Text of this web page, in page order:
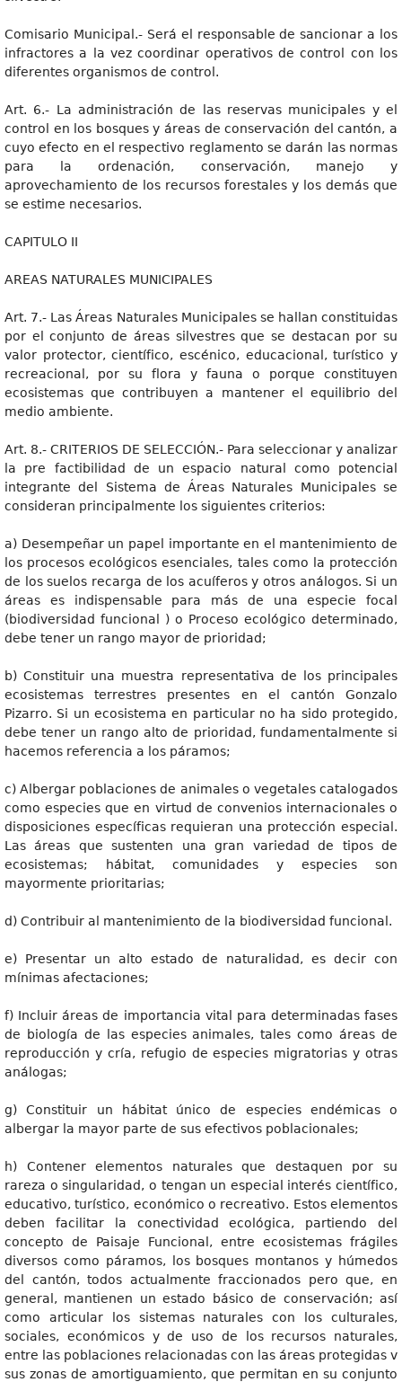
Comisario Municipal.- Será el responsable de sancionar a los
infractores a la vez coordinar operativos de control con los
diferentes organismos de control.
Art. 6.- La administración de las reservas municipales y el
control en los bosques y áreas de conservación del cantón, a
cuyo efecto en el respectivo reglamento se darán las normas
para la ordenación, conservación, manejo y
aprovechamiento de los recursos forestales y los demás que
se estime necesarios.
CAPITULO II
AREAS NATURALES MUNICIPALES
Art. 7.- Las Áreas Naturales Municipales se hallan constituidas
por el conjunto de áreas silvestres que se destacan por su
valor protector, científico, escénico, educacional, turístico y
recreacional, por su flora y fauna o porque constituyen
ecosistemas que contribuyen a mantener el equilibrio del
medio ambiente.
Art. 8.- CRITERIOS DE SELECCIÓN.- Para seleccionar y analizar
la pre factibilidad de un espacio natural como potencial
integrante del Sistema de Áreas Naturales Municipales se
consideran principalmente los siguientes criterios:
a) Desempeñar un papel importante en el mantenimiento de
los procesos ecológicos esenciales, tales como la protección
de los suelos recarga de los acuíferos y otros análogos. Si un
áreas es indispensable para más de una especie focal
(biodiversidad funcional ) o Proceso ecológico determinado,
debe tener un rango mayor de prioridad;
b) Constituir una muestra representativa de los principales
ecosistemas terrestres presentes en el cantón Gonzalo
Pizarro. Si un ecosistema en particular no ha sido protegido,
debe tener un rango alto de prioridad, fundamentalmente si
hacemos referencia a los páramos;
c) Albergar poblaciones de animales o vegetales catalogados
como especies que en virtud de convenios internacionales o
disposiciones específicas requieran una protección especial.
Las áreas que sustenten una gran variedad de tipos de
ecosistemas; hábitat, comunidades y especies son
mayormente prioritarias;
d) Contribuir al mantenimiento de la biodiversidad funcional.
e) Presentar un alto estado de naturalidad, es decir con
mínimas afectaciones;
f) Incluir áreas de importancia vital para determinadas fases
de biología de las especies animales, tales como áreas de
reproducción y cría, refugio de especies migratorias y otras
análogas;
g) Constituir un hábitat único de especies endémicas o
albergar la mayor parte de sus efectivos poblacionales;
h) Contener elementos naturales que destaquen por su
rareza o singularidad, o tengan un especial interés científico,
educativo, turístico, económico o recreativo. Estos elementos
deben facilitar la conectividad ecológica, partiendo del
concepto de Paisaje Funcional, entre ecosistemas frágiles
diversos como páramos, los bosques montanos y húmedos
del cantón, todos actualmente fraccionados pero que, en
general, mantienen un estado básico de conservación; así
como articular los sistemas naturales con los culturales,
sociales, económicos y de uso de los recursos naturales,
entre las poblaciones relacionadas con las áreas protegidas v
sus zonas de amortiguamiento, que permitan en su conjunto